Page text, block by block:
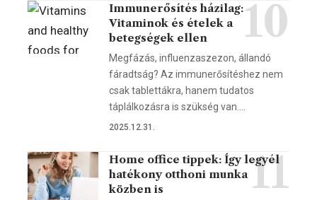
Immunerősítés házilag:
Vitaminok és ételek a
betegségek ellen
Megfázás, influenzaszezon, állandó
fáradtság? Az immunerősítéshez nem
csak tablettákra, hanem tudatos
táplálkozásra is szükség van.…
2025.12.31.
Home office tippek: Így legyél
hatékony otthoni munka
közben is